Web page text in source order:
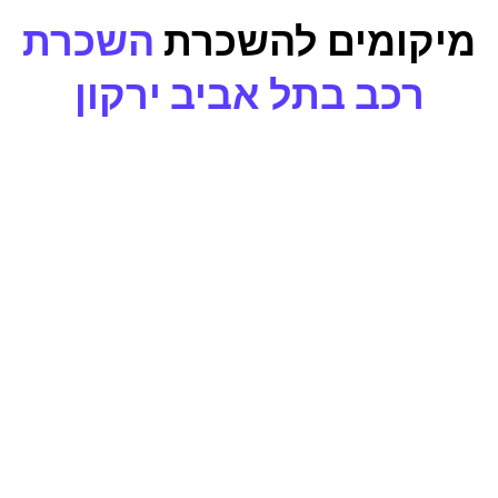
מיקומים להשכרת השכרת
רכב בתל אביב ירקון